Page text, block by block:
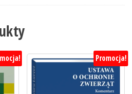
Promocja!